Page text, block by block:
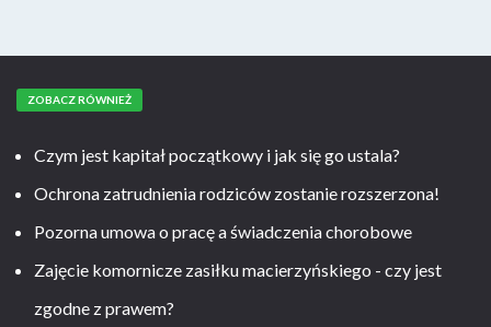
ZOBACZ RÓWNIEŻ
Czym jest kapitał początkowy i jak się go ustala?
Ochrona zatrudnienia rodziców zostanie rozszerzona!
Pozorna umowa o pracę a świadczenia chorobowe
Zajęcie komornicze zasiłku macierzyńskiego - czy jest
zgodne z prawem?